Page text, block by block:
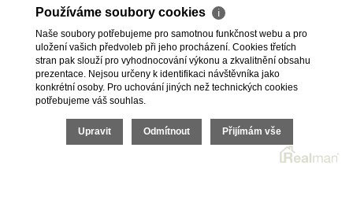
Voda
Dálkový vodovod
Plyn
Plynovod
Odpad
Veřejná kanalizace
2026 © BC Commerce s.r.o., všechna práva vyhrazena |
Povinně zveřejňované informace
Realitní SWRealman
Používáme soubory cookies ℹ
Naše soubory potřebujeme pro samotnou funkčnost webu a pro
uložení vašich předvoleb při jeho procházení. Cookies třetích
stran pak slouží pro vyhodnocování výkonu a zkvalitnění obsahu
prezentace. Nejsou určeny k identifikaci návštěvníka jako
konkrétní osoby. Pro uchování jiných než technických cookies
potřebujeme váš souhlas.
Upravit Odmítnout Přijímám vše